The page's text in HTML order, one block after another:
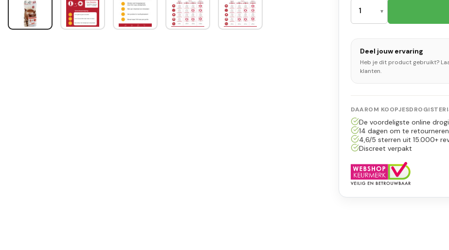
Deel jouw ervaring
Heb je dit product gebruikt?
klanten.
DAAROM
De voordeligste online
14 dagen om te retourneren
4,6/5 sterren uit 15.000+
Discreet verpakt